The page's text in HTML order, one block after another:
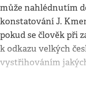
může nahlédnutím
konstatování J.
pokud se člověk při
k odkazu velkých
vystřihováním